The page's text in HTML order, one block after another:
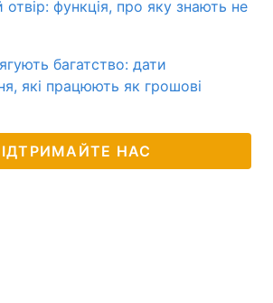
отвір: функція, про яку знають не
багатство: дати
які працюють як грошові
НАС